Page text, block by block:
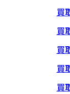
買
買
買
買
買